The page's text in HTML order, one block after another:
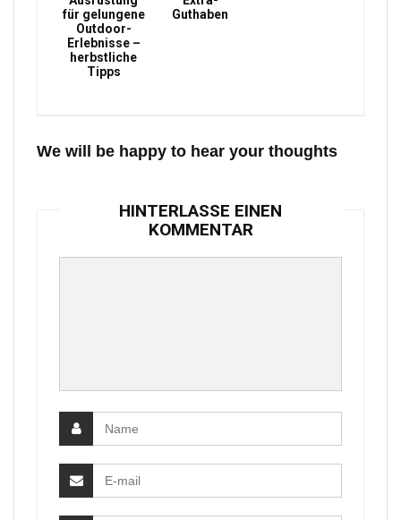
für gelungene
Outdoor-
Erlebnisse –
herbstliche
Tipps
Guthaben
We will be happy to hear your thoughts
HINTERLASSE EINEN
KOMMENTAR